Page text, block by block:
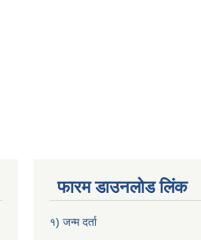
फारम डाउनलोड लिंक
१) जन्म दर्ता